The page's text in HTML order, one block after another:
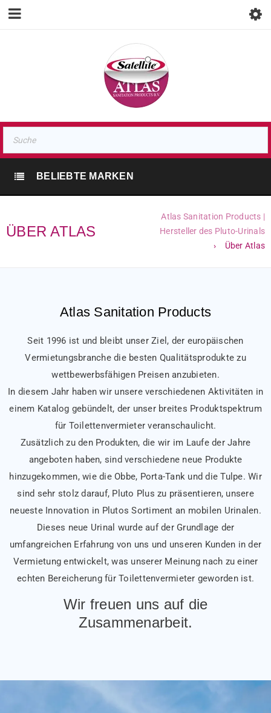
BELIEBTE MARKEN
ÜBER ATLAS
Atlas Sanitation Products |
Hersteller des Pluto-Urinals
›
Über Atlas
Atlas Sanitation Products
Seit 1996 ist und bleibt unser Ziel, der europäischen
Vermietungsbranche die besten Qualitätsprodukte zu
wettbewerbsfähigen Preisen anzubieten.
In diesem Jahr haben wir unsere verschiedenen Aktivitäten in
einem Katalog gebündelt, der unser breites Produktspektrum
für Toilettenvermieter veranschaulicht.
Zusätzlich zu den Produkten, die wir im Laufe der Jahre
angeboten haben, sind verschiedene neue Produkte
hinzugekommen, wie die Obbe, Porta-Tank und die Tulpe. Wir
sind sehr stolz darauf, Pluto Plus zu präsentieren, unsere
neueste Innovation in Plutos Sortiment an mobilen Urinalen.
Dieses neue Urinal wurde auf der Grundlage der
umfangreichen Erfahrung von uns und unseren Kunden in der
Vermietung entwickelt, was unserer Meinung nach zu einer
echten Bereicherung für Toilettenvermieter geworden ist.
Wir freuen uns auf die
Zusammenarbeit.